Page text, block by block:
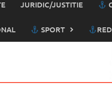
JURIDIC/JUSTITIE
SPORT